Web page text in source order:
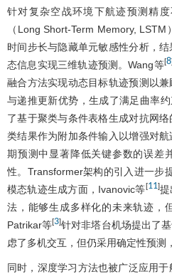
针对复杂空战环境下航迹预测精
（Long Short-Term Memory,
时间步长与隐藏单元敏感性分析，
态信息实现三维轨迹预测。Wang等[8]
融合方法实现动态目标轨迹预测以
与递推更新优势，生成了满足曲率
了基于聚类与条件表格生成对抗网
类结果作为附加条件输入以增强对
期预测中显著降低关键参数的误差
性。Transformer架构的引入进一步
模态轨迹生成方面，Ivanovic等[11]提
法，能够生成多样化的未来轨迹，
Patrikar等[3]针对非塔台机场提出了
虑了多机交互，但仍采用确定性预测
同时，深度学习方法也被广泛应用